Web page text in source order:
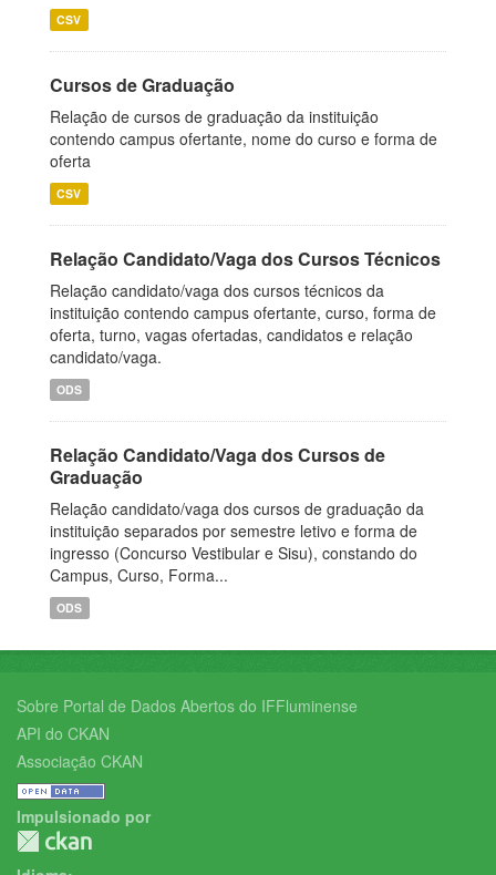
CSV
Cursos de Graduação
Relação de cursos de graduação da instituição
contendo campus ofertante, nome do curso e forma de
oferta
CSV
Relação Candidato/Vaga dos Cursos Técnicos
Relação candidato/vaga dos cursos técnicos da
instituição contendo campus ofertante, curso, forma de
oferta, turno, vagas ofertadas, candidatos e relação
candidato/vaga.
ODS
Relação Candidato/Vaga dos Cursos de
Graduação
Relação candidato/vaga dos cursos de graduação da
instituição separados por semestre letivo e forma de
ingresso (Concurso Vestibular e Sisu), constando do
Campus, Curso, Forma...
ODS
Sobre Portal de Dados Abertos do IFFluminense
API do CKAN
Associação CKAN
Impulsionado por